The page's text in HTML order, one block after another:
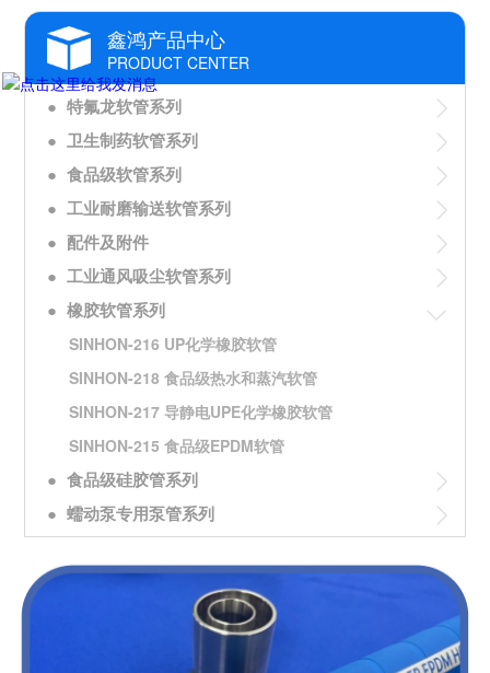
鑫鸿产品中心
PRODUCT CENTER
● 特氟龙软管系列
● 卫生制药软管系列
● 食品级软管系列
● 工业耐磨输送软管系列
● 配件及附件
● 工业通风吸尘软管系列
● 橡胶软管系列
SINHON-216 UP化学橡胶软管
SINHON-218 食品级热水和蒸汽软管
SINHON-217 导静电UPE化学橡胶软管
SINHON-215 食品级EPDM软管
● 食品级硅胶管系列
● 蠕动泵专用泵管系列